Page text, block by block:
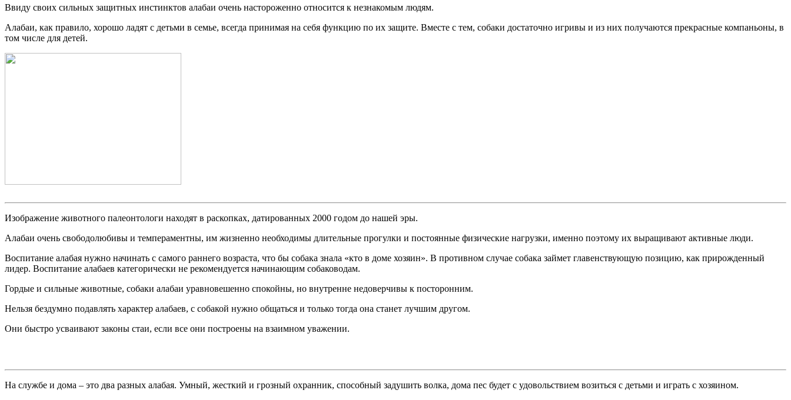
Ввиду своих сильных защитных инстинктов алабаи очень настороженно относится к незнакомым людям.
Алабаи, как правило, хорошо ладят с детьми в семье, всегда принимая на себя функцию по их защите. Вместе с тем, собаки достаточно игривы и из них получаются прекрасные компаньоны, в
том числе для детей.
Изображение животного палеонтологи находят в раскопках, датированных 2000 годом до нашей эры.
Алабаи очень свободолюбивы и темпераментны, им жизненно необходимы длительные прогулки и постоянные физические нагрузки, именно поэтому их выращивают активные люди.
Воспитание алабая нужно начинать с самого раннего возраста, что бы собака знала «кто в доме хозяин». В противном случае собака займет главенствующую позицию, как прирожденный
лидер. Воспитание алабаев категорически не рекомендуется начинающим собаководам.
Гордые и сильные животные, собаки алабаи уравновешенно спокойны, но внутренне недоверчивы к посторонним.
Нельзя бездумно подавлять характер алабаев, с собакой нужно общаться и только тогда она станет лучшим другом.
Они быстро усваивают законы стаи, если все они построены на взаимном уважении.
На службе и дома – это два разных алабая. Умный, жесткий и грозный охранник, способный задушить волка, дома пес будет с удовольствием возиться с детьми и играть с хозяином.